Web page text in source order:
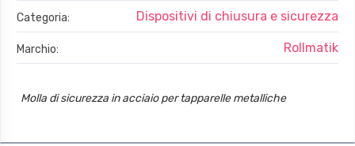
Categoria:
Dispositivi di chiusura e sicurezza
Marchio: Rollmatik
Molla di sicurezza in acciaio per tapparelle metalliche